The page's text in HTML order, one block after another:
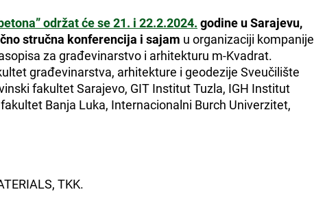
održat će se 21. i 22.2.2024. godine u Sarajevu,
stručna konferencija i sajam u organizaciji kompanije
za građevinarstvo i arhitekturu m-Kvadrat.
građevinarstva, arhitekture i geodezije Sveučilište
fakultet Sarajevo, GIT Institut Tuzla, IGH Institut
Banja Luka, Internacionalni Burch Univerzitet,
TKK.